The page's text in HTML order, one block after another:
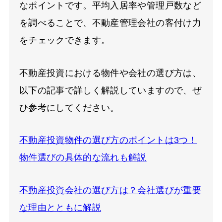
なポイントです。平均入居率や管理戸数など
を調べることで、不動産管理会社の客付け力
をチェックできます。
不動産投資における物件や会社の選び方は、
以下の記事で詳しく解説していますので、ぜ
ひ参考にしてください。
不動産投資物件の選び方のポイントは3つ！
物件選びの具体的な流れも解説
不動産投資会社の選び方は？会社選びが重要
な理由とともに解説